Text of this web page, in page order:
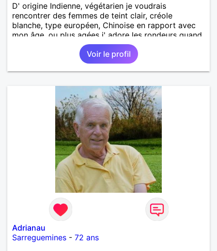
D' origine Indienne, végétarien je voudrais
rencontrer des femmes de teint clair, créole
blanche, type européen, Chinoise en rapport avec
mon âge, ou plus agées j' adore les rondeurs quand
elles sont mises en valeur,pour aventure suivie, se
voir chez moi, se voir régulièrement si on le désire
tous les deux, une relation simple, sans engagement
le temps qu' on le souhaite
Voir le profil
Adrianau
Sarreguemines - 72 ans